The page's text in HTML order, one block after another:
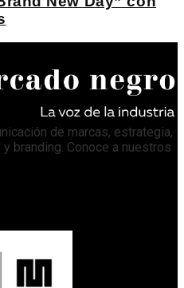
de marcas, estrategia,
branding. Conoce a nuestros